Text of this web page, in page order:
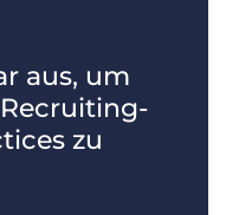
aus, um
zu